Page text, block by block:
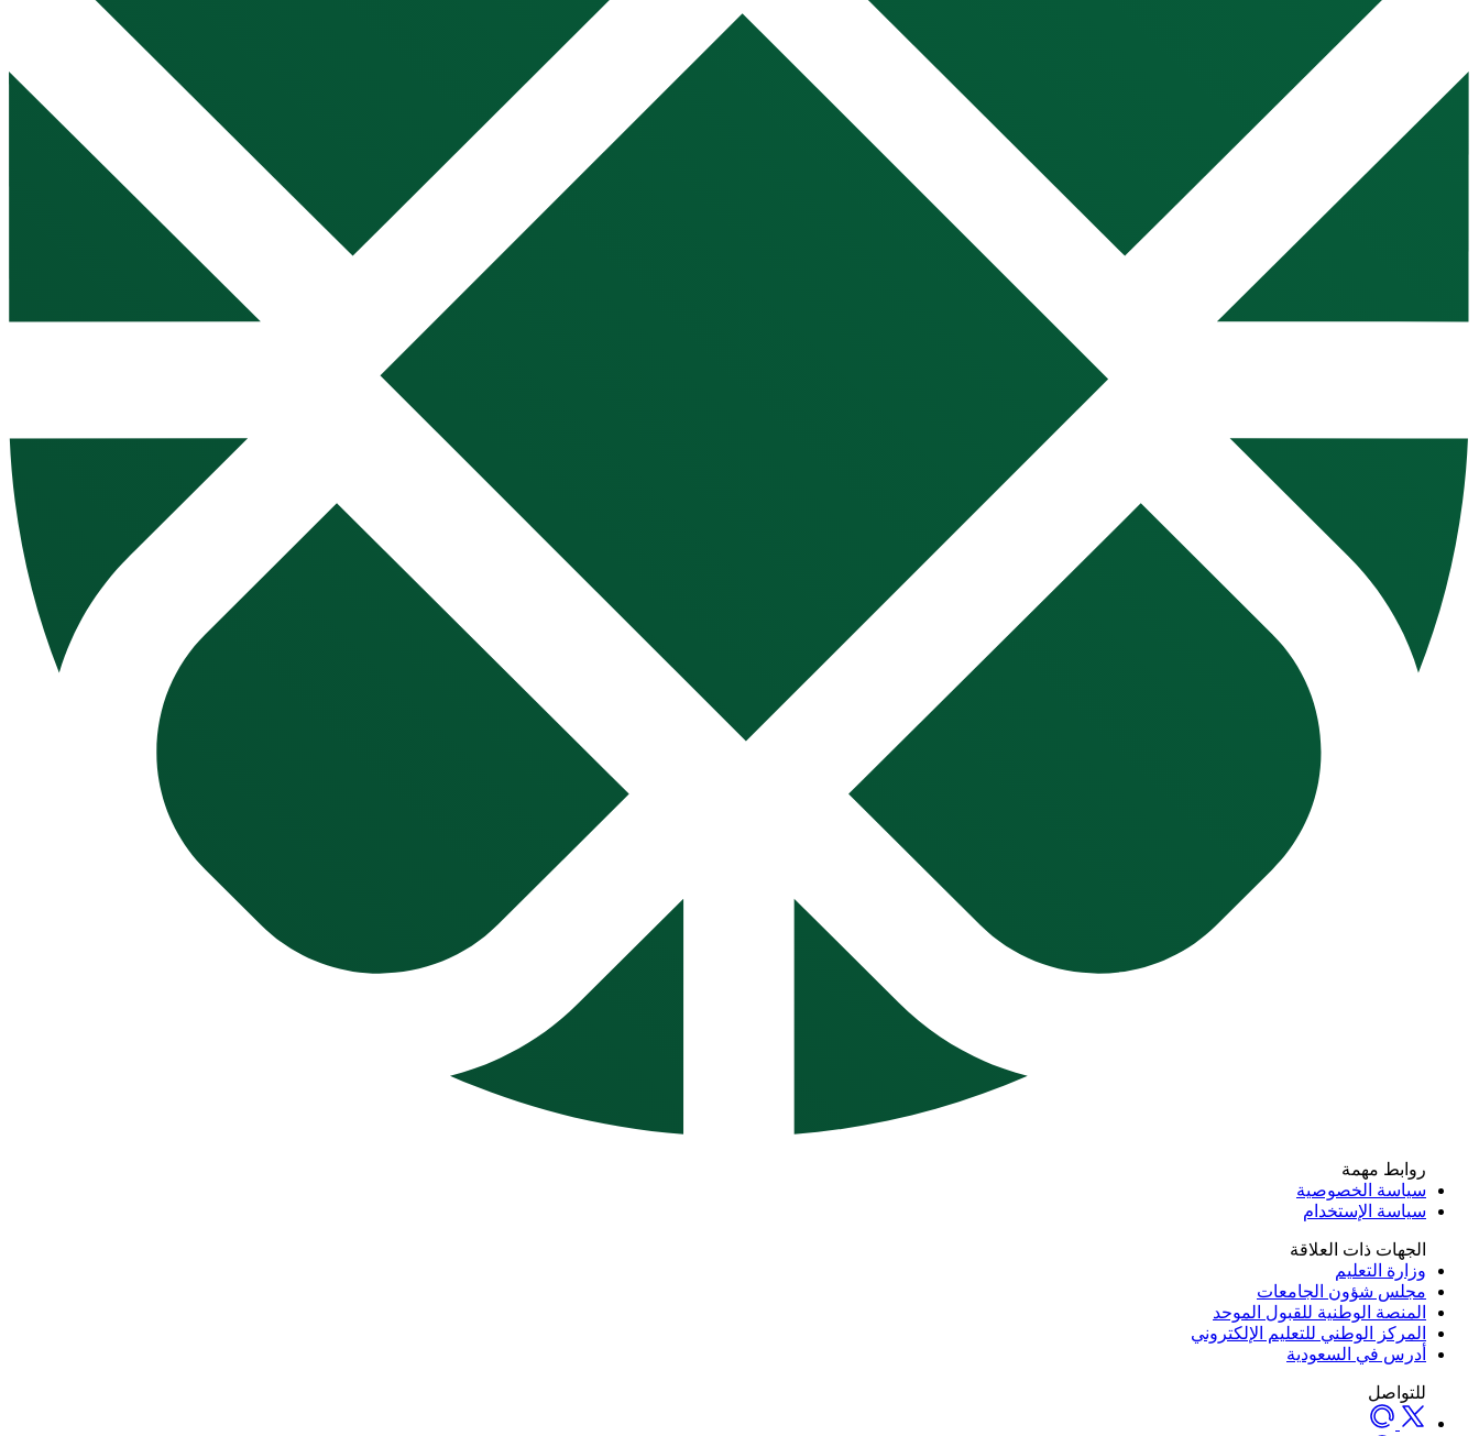
روابط مهمة
سياسة الخصوصية
سياسة الإستخدام
الجهات ذات العلاقة
وزارة التعليم
مجلس شؤون الجامعات
المنصة الوطنية للقبول الموحد
المركز الوطني للتعليم الإلكتروني
أدرس في السعودية
للتواصل